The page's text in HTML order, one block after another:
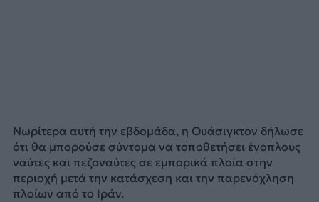
Νωρίτερα αυτή την εβδομάδα, η Ουάσιγκτον δήλωσε
ότι θα μπορούσε σύντομα να τοποθετήσει ένοπλους
ναύτες και πεζοναύτες σε εμπορικά πλοία στην
περιοχή μετά την κατάσχεση και την παρενόχληση
πλοίων από το Ιράν.